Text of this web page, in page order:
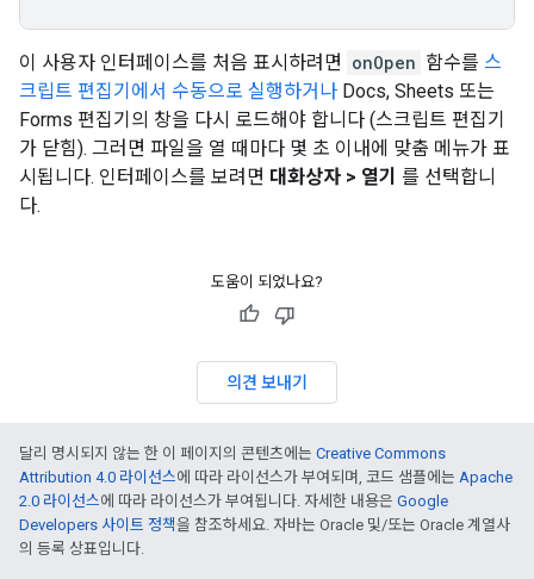
이 사용자 인터페이스를 처음 표시하려면 onOpen 함수를 스
크립트 편집기에서 수동으로 실행하거나 Docs, Sheets 또는
Forms 편집기의 창을 다시 로드해야 합니다 (스크립트 편집기
가 닫힘). 그러면 파일을 열 때마다 몇 초 이내에 맞춤 메뉴가 표
시됩니다. 인터페이스를 보려면 대화상자 > 열기 를 선택합니
다.
도움이 되었나요?
의견 보내기
달리 명시되지 않는 한 이 페이지의 콘텐츠에는 Creative Commons
Attribution 4.0 라이선스에 따라 라이선스가 부여되며, 코드 샘플에는 Apache
2.0 라이선스에 따라 라이선스가 부여됩니다. 자세한 내용은 Google
Developers 사이트 정책을 참조하세요. 자바는 Oracle 및/또는 Oracle 계열사
의 등록 상표입니다.